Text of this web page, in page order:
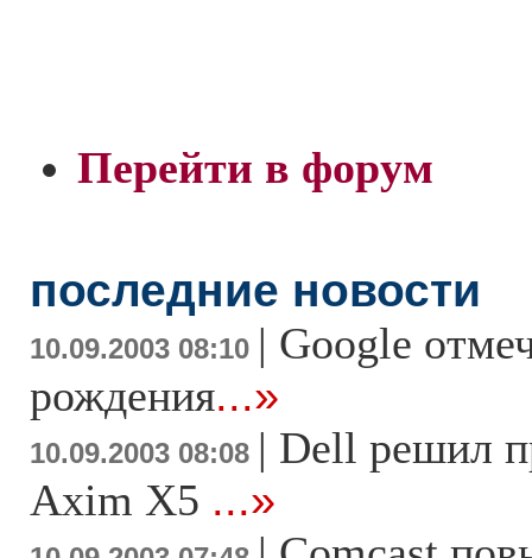
Перейти в форум
последние новости
10.09.2003 08:10 | Google
рождения...»
10.09.2003 08:08 | Dell решил
Axim X5 ...»